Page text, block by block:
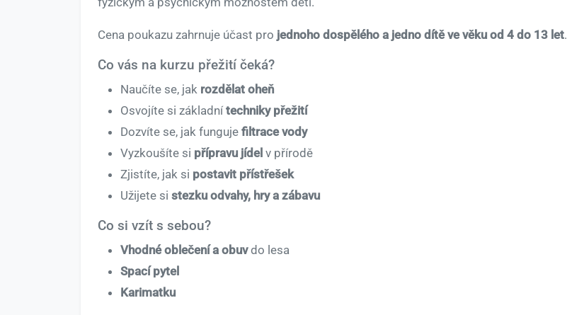
Cena poukazu zahrnuje účast pro jednoho dospělého a jedno dítě ve věku od 4 do 13 let.
Co vás na kurzu přežití čeká?
Naučíte se, jak rozdělat oheň
Osvojíte si základní techniky přežití
Dozvíte se, jak funguje filtrace vody
Vyzkoušíte si přípravu jídel v přírodě
Zjistíte, jak si postavit přístřešek
Užijete si stezku odvahy, hry a zábavu
Co si vzít s sebou?
Vhodné oblečení a obuvdo lesa
Spací pytel
Karimatku